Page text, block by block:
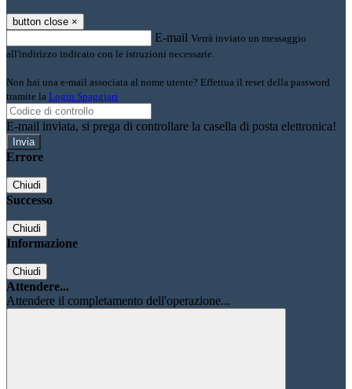
button close ×
E-mail Verrà inviato un messaggio
all'indirizzo indicato con le istruzioni necessarie.
Non hai una e-mail associata al nome utente? Effettua il reset della password
tramite la Login Spaggiari
E-mail inviata, si prega di controllare la casella di posta elettronica!
Errore
Chiudi
Successo
Chiudi
Informazione
Chiudi
Attendere...
Attendere il completamento dell'operazione...